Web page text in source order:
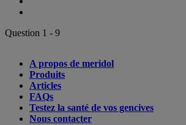
Question 1 - 9
A propos de meridol
Produits
Articles
FAQs
Testez la santé de vos gencives
Nous contacter